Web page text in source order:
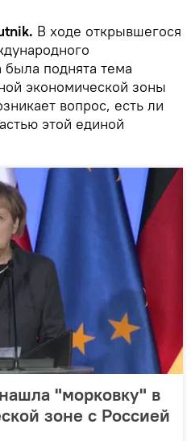
В ходе открывшегося
поднята тема
экономической зоны
вопрос, есть ли
этой единой
"морковку" в
зоне с Россией